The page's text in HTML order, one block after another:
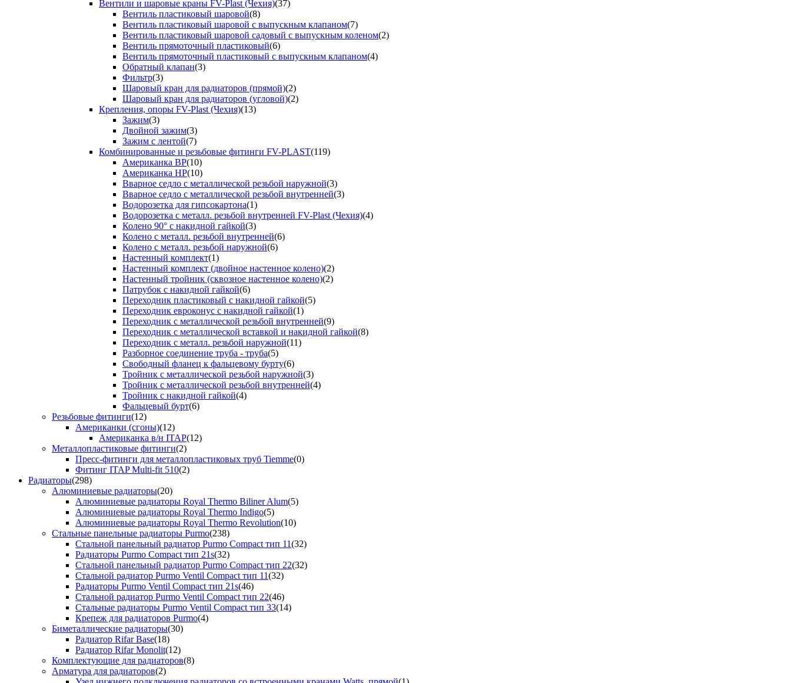
Вентили и шаровые краны FV-Plast (Чехия)(37)
Вентиль пластиковый шаровой(8)
Вентиль пластиковый шаровой с выпускным клапаном(7)
Вентиль пластиковый шаровой садовый с выпускным коленом(2)
Вентиль прямоточный пластиковый(6)
Вентиль прямоточный пластиковый с выпускным клапаном(4)
Обратный клапан(3)
Фильтр(3)
Шаровый кран для радиаторов (прямой)(2)
Шаровый кран для радиаторов (угловой)(2)
Крепления, опоры FV-Plast (Чехия)(13)
Зажим(3)
Двойной зажим(3)
Зажим с лентой(7)
Комбинированные и резьбовые фитинги FV-PLAST(119)
Американка ВР(10)
Американка НР(10)
Вварное седло с металлической резьбой наружной(3)
Вварное седло с металлической резьбой внутренней(3)
Водорозетка для гипсокартона(1)
Водорозетка с металл. резьбой внутренней FV-Plast (Чехия)(4)
Колено 90° с накидной гайкой(3)
Колено с металл. резьбой внутренней(6)
Колено с металл. резьбой наружной(6)
Настенный комплект(1)
Настенный комплект (двойное настенное колено)(2)
Настенный тройник (сквозное настенное колено)(2)
Патрубок с накидной гайкой(6)
Переходник пластиковый с накидной гайкой(5)
Переходник евроконус с накидной гайкой(1)
Переходник с металлической резьбой внутренней(9)
Переходник с металлической вставкой и накидной гайкой(8)
Переходник с металл. резьбой наружной(11)
Разборное соединение труба - труба(5)
Свободный фланец к фальцевому бурту(6)
Тройник с металлической резьбой наружной(3)
Тройник с металлической резьбой внутренней(4)
Тройник с накидной гайкой(4)
Фальцевый бурт(6)
Резьбовые фитинги(12)
Американки (сгоны)(12)
Американка в/н ITAP(12)
Металлопластиковые фитинги(2)
Пресс-фитинги для металлопластиковых труб Tiemme(0)
Фитинг ITAP Multi-fit 510(2)
Радиаторы(298)
Алюминиевые радиаторы(20)
Алюминиевые радиаторы Royal Thermo Biliner Alum(5)
Алюминиевые радиаторы Royal Thermo Indigo(5)
Алюминиевые радиаторы Royal Thermo Revolution(10)
Стальные панельные радиаторы Purmo(238)
Стальной панельный радиатор Purmo Compact тип 11(32)
Радиаторы Purmo Compact тип 21s(32)
Стальной панельный радиатор Purmo Compact тип 22(32)
Стальной радиатор Purmo Ventil Compact тип 11(32)
Радиаторы Purmo Ventil Compact тип 21s(46)
Стальной радиатор Purmo Ventil Compact тип 22(46)
Стальные радиаторы Purmo Ventil Compact тип 33(14)
Крепеж для радиаторов Purmo(4)
Биметаллические радиаторы(30)
Радиатор Rifar Base(18)
Радиатор Rifar Monolit(12)
Комплектующие для радиаторов(8)
Арматура для радиаторов(2)